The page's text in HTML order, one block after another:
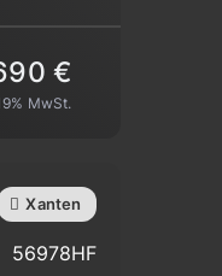
€
MwSt.
Xanten
56978HF